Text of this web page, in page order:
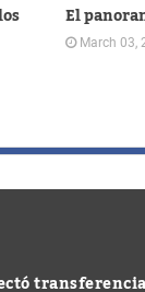
El
March 03,